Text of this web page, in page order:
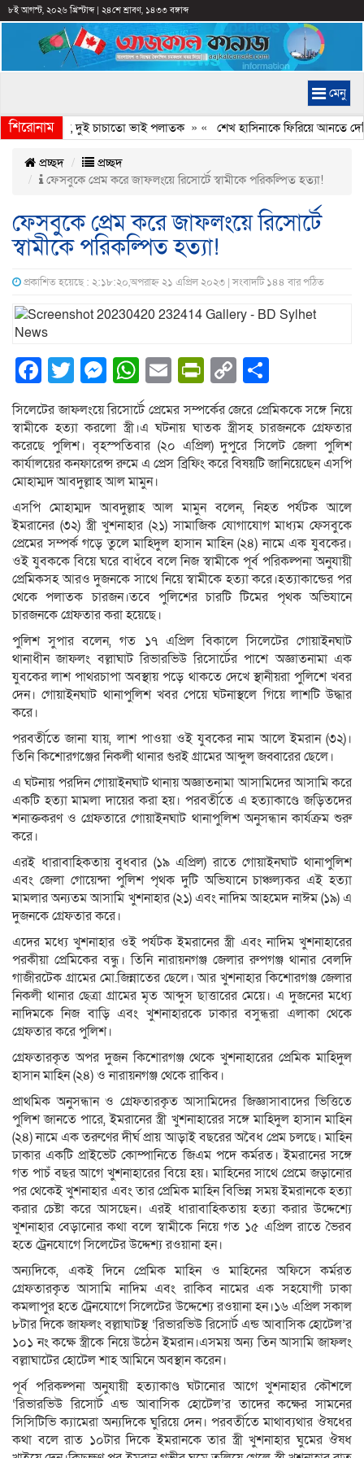
৮ই আগস্ট, ২০২৬ খ্রিস্টাব্দ| ২৪শে শ্রাবণ, ১৪৩৩ বঙ্গাব্দ
মেনু
শিরোনামলাশ, দুই চাচাতো ভাই পলাতক» « শেখ হাসিনাকে ফিরিয়ে আনতে দেরি
প্রচ্ছদ
প্রচ্ছদ
ফেসবুকে প্রেম করে জাফলংয়ে রিসোর্টে স্বামীকে পরিকল্পিত হত্যা!
ফেসবুকে প্রেম করে জাফলংয়ে রিসোর্টে
স্বামীকে পরিকল্পিত হত্যা!
প্রকাশিত হয়েছে : ২:১৮:২০,অপরাহ্ন ২১ এপ্রিল ২০২৩ | সংবাদটি ১৪৪ বার পঠিত
Facebook
Twitter
Messenger
WhatsApp
EmailPrintFriendly
Copy
Link
সিলেটের জাফলংয়ে রিসোর্টে প্রেমের সম্পর্কের জেরে প্রেমিককে সঙ্গে নিয়ে
স্বামীকে হত্যা করলো স্ত্রী।এ ঘটনায় ঘাতক স্ত্রীসহ চারজনকে গ্রেফতার
করেছে পুলিশ। বৃহস্পতিবার (২০ এপ্রিল) দুপুরে সিলেট জেলা পুলিশ
কার্যালয়ের কনফারেন্স রুমে এ প্রেস ব্রিফিং করে বিষয়টি জানিয়েছেন এসপি
মোহাম্মদ আবদুল্লাহ আল মামুন।
এসপি মোহাম্মদ আবদুল্লাহ আল মামুন বলেন, নিহত পর্যটক আলে
ইমরানের (৩২) স্ত্রী খুশনাহার (২১) সামাজিক যোগাযোগ মাধ্যম ফেসবুকে
প্রেমের সম্পর্ক গড়ে তুলে মাহিদুল হাসান মাহিন (২৪) নামে এক যুবকের।
ওই যুবককে বিয়ে ঘরে বাধঁবে বলে নিজ স্বামীকে পূর্ব পরিকল্পনা অনুযায়ী
প্রেমিকসহ আরও দুজনকে সাথে নিয়ে স্বামীকে হত্যা করে।হত্যাকান্ডের পর
থেকে পলাতক চারজন।তবে পুলিশের চারটি টিমের পৃথক অভিযানে
চারজনকে গ্রেফতার করা হয়েছে।
পুলিশ সুপার বলেন, গত ১৭ এপ্রিল বিকালে সিলেটের গোয়াইনঘাট
থানাধীন জাফলং বল্লাঘাট রিভারভিউ রিসোর্টের পাশে অজ্ঞাতনামা এক
যুবকের লাশ পাথরচাপা অবস্থায় পড়ে থাকতে দেখে স্থানীয়রা পুলিশে খবর
দেন। গোয়াইনঘাট থানাপুলিশ খবর পেয়ে ঘটনাস্থলে গিয়ে লাশটি উদ্ধার
করে।
পরবর্তীতে জানা যায়, লাশ পাওয়া ওই যুবকের নাম আলে ইমরান (৩২)।
তিনি কিশোরগঞ্জের নিকলী থানার গুরই গ্রামের আব্দুল জব্বারের ছেলে।
এ ঘটনায় পরদিন গোয়াইনঘাট থানায় অজ্ঞাতনামা আসামিদের আসামি করে
একটি হত্যা মামলা দায়ের করা হয়। পরবর্তীতে এ হত্যাকাণ্ডে জড়িতদের
শনাক্তকরণ ও গ্রেফতারে গোয়াইনঘাট থানাপুলিশ অনুসন্ধান কার্যক্রম শুরু
করে।
এরই ধারাবাহিকতায় বুধবার (১৯ এপ্রিল) রাতে গোয়াইনঘাট থানাপুলিশ
এবং জেলা গোয়েন্দা পুলিশ পৃথক দুটি অভিযানে চাঞ্চল্যকর এই হত্যা
মামলার অন্যতম আসামি খুশনাহার (২১) এবং নাদিম আহমেদ নাঈম (১৯) এ
দুজনকে গ্রেফতার করে।
এদের মধ্যে খুশনাহার ওই পর্যটক ইমরানের স্ত্রী এবং নাদিম খুশনাহারের
পরকীয়া প্রেমিকের বন্ধু। তিনি নারায়নগঞ্জ জেলার রুপগঞ্জ থানার বেলদি
গাজীরটেক গ্রামের মো.জিন্নাতের ছেলে। আর খুশনাহার কিশোরগঞ্জ জেলার
নিকলী থানার ছেত্রা গ্রামের মৃত আব্দুস ছাত্তারের মেয়ে। এ দুজনের মধ্যে
নাদিমকে নিজ বাড়ি এবং খুশনাহারকে ঢাকার বসুন্ধরা এলাকা থেকে
গ্রেফতার করে পুলিশ।
গ্রেফতারকৃত অপর দুজন কিশোরগঞ্জ থেকে খুশনাহারের প্রেমিক মাহিদুল
হাসান মাহিন (২৪) ও নারায়নগঞ্জ থেকে রাকিব।
প্রাথমিক অনুসন্ধান ও গ্রেফতারকৃত আসামিদের জিজ্ঞাসাবাদের ভিত্তিতে
পুলিশ জানতে পারে, ইমরানের স্ত্রী খুশনাহারের সঙ্গে মাহিদুল হাসান মাহিন
(২৪) নামে এক তরুণের দীর্ঘ প্রায় আড়াই বছরের অবৈধ প্রেম চলছে। মাহিন
ঢাকার একটি প্রাইভেট কোম্পানিতে জিএম পদে কর্মরত। ইমরানের সঙ্গে
গত পাচঁ বছর আগে খুশনাহারের বিয়ে হয়। মাহিনের সাথে প্রেমে জড়ানোর
পর থেকেই খুশনাহার এবং তার প্রেমিক মাহিন বিভিন্ন সময় ইমরানকে হত্যা
করার চেষ্টা করে আসছেন। এরই ধারাবাহিকতায় হত্যা করার উদ্দেশ্যে
খুশনাহার বেড়ানোর কথা বলে স্বামীকে নিয়ে গত ১৫ এপ্রিল রাতে ভৈরব
হতে ট্রেনযোগে সিলেটের উদ্দেশ্য রওয়ানা হন।
অন্যদিকে, একই দিনে প্রেমিক মাহিন ও মাহিনের অফিসে কর্মরত
গ্রেফতারকৃত আসামি নাদিম এবং রাকিব নামের এক সহযোগী ঢাকা
কমলাপুর হতে ট্রেনযোগে সিলেটের উদ্দেশ্যে রওয়ানা হন।১৬ এপ্রিল সকাল
৮টার দিকে জাফলং বল্লাঘাটস্থ ‘রিভারভিউ রিসোর্ট এন্ড আবাসিক হোটেল’র
১০১ নং কক্ষে স্ত্রীকে নিয়ে উঠেন ইমরান।এসময় অন্য তিন আসামি জাফলং
বল্লাঘাটের হোটেল শাহ আমিনে অবস্থান করেন।
পূর্ব পরিকল্পনা অনুযায়ী হত্যাকাণ্ড ঘটানোর আগে খুশনাহার কৌশলে
‘রিভারভিউ রিসোর্ট এন্ড আবাসিক হোটেল’র তাদের কক্ষের সামনের
সিসিটিভি ক্যামেরা অন্যদিকে ঘুরিয়ে দেন। পরবর্তীতে মাথাব্যথার ঔষধের
কথা বলে রাত ১০টার দিকে ইমরানকে তার স্ত্রী খুশনাহার ঘুমের ঔষধ